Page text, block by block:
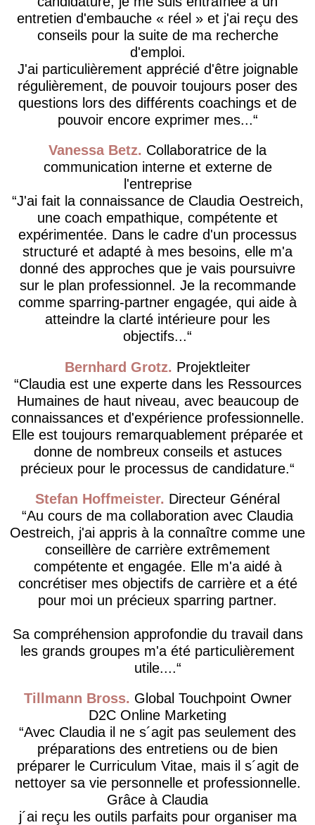
entretien d'embauche « réel » et j'ai reçu des
conseils pour la suite de ma recherche
d'emploi.
J'ai particulièrement apprécié d'être joignable
régulièrement, de pouvoir toujours poser des
questions lors des différents coachings et de
pouvoir encore exprimer mes...
Vanessa Betz Collaboratrice de la
communication interne et externe de
l'entreprise
J'ai fait la connaissance de Claudia Oestreich,
une coach empathique, compétente et
expérimentée. Dans le cadre d'un processus
structuré et adapté à mes besoins, elle m'a
donné des approches que je vais poursuivre
sur le plan professionnel. Je la recommande
comme sparring-partner engagée, qui aide à
atteindre la clarté intérieure pour les
objectifs...
Bernhard Grotz Projektleiter
Claudia est une experte dans les Ressources
Humaines de haut niveau, avec beaucoup de
connaissances et d'expérience professionnelle.
Elle est toujours remarquablement préparée et
donne de nombreux conseils et astuces
précieux pour le processus de candidature.
Stefan Hoffmeister Directeur Général
Au cours de ma collaboration avec Claudia
Oestreich, j'ai appris à la connaître comme une
conseillère de carrière extrêmement
compétente et engagée. Elle m'a aidé à
concrétiser mes objectifs de carrière et a été
pour moi un précieux sparring partner.
Sa compréhension approfondie du travail dans
les grands groupes m'a été particulièrement
utile....
Tillmann Bross
Global Touchpoint Owner
D2C Online Marketing
Avec Claudia il ne s´agit pas seulement des
préparations des entretiens ou de bien
préparer le Curriculum Vitae, mais il s´agit de
nettoyer sa vie personnelle et professionnelle.
Grâce à Claudia
j´ai reçu les outils parfaits pour organiser ma